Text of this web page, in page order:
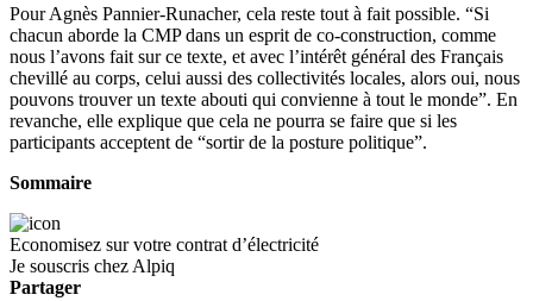
Pour Agnès Pannier-Runacher, cela reste tout à fait possible. “Si
chacun aborde la CMP dans un esprit de co-construction, comme
nous l’avons fait sur ce texte, et avec l’intérêt général des Français
chevillé au corps, celui aussi des collectivités locales, alors oui, nous
pouvons trouver un texte abouti qui convienne à tout le monde”. En
revanche, elle explique que cela ne pourra se faire que si les
participants acceptent de “sortir de la posture politique”.
Sommaire
Economisez sur votre contrat d’électricité
Je souscris chez Alpiq
Partager